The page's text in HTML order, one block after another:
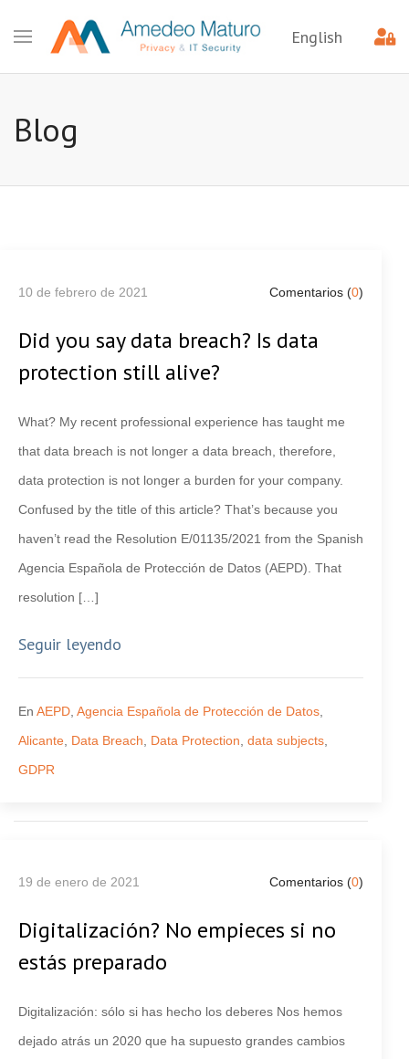
English
Blog
10 de febrero de 2021 Comentarios (0)
Did you say data breach? Is data
protection still alive?
What? My recent professional experience has taught me
that data breach is not longer a data breach, therefore,
data protection is not longer a burden for your company.
Confused by the title of this article? That’s because you
haven’t read the Resolution E/01135/2021 from the Spanish
Agencia Española de Protección de Datos (AEPD). That
resolution […]
Seguir leyendo
En AEPD Agencia Española de Protección de Datos
Alicante Data Breach Data Protection data subjects
GDPR
19 de enero de 2021 Comentarios (0)
Digitalización? No empieces si no
estás preparado
Digitalización: sólo si has hecho los deberes Nos hemos
dejado atrás un 2020 que ha supuesto grandes cambios